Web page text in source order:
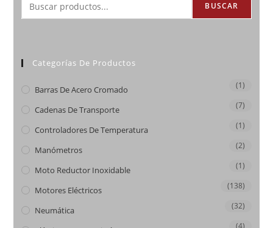
BUSCAR
Categorías De Productos
Barras De Acero Cromado (1)
Cadenas De Transporte (7)
Controladores De Temperatura (1)
Manómetros (2)
Moto Reductor Inoxidable (1)
Motores Eléctricos (138)
Neumática (32)
(4)